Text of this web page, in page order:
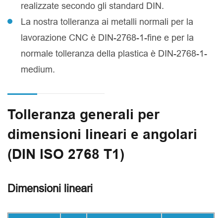
realizzate secondo gli standard DIN.
La nostra tolleranza ai metalli normali per la
lavorazione CNC è DIN-2768-1-fine e per la
normale tolleranza della plastica è DIN-2768-1-
medium.
Tolleranza generali per
dimensioni lineari e angolari
(DIN ISO 2768 T1)
Dimensioni lineari